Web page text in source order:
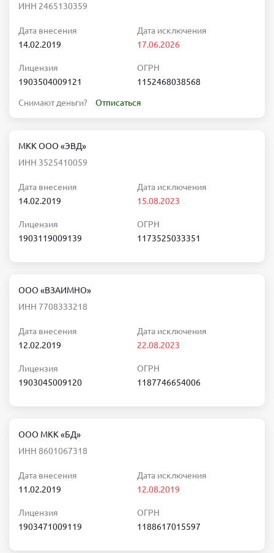
ИНН 2465130359
Дата внесения
14.02.2019
Дата исключения
17.06.2026
Лицензия
1903504009121
ОГРН
1152468038568
Снимают деньги? Отписаться
МКК ООО «ЭВД»
ИНН 3525410059
Дата внесения
14.02.2019
Дата исключения
15.08.2023
Лицензия
1903119009139
ОГРН
1173525033351
ООО «ВЗАИМНО»
ИНН 7708333218
Дата внесения
12.02.2019
Дата исключения
22.08.2023
Лицензия
1903045009120
ОГРН
1187746654006
ООО МКК «БД»
ИНН 8601067318
Дата внесения
11.02.2019
Дата исключения
12.08.2019
Лицензия
1903471009119
ОГРН
1188617015597